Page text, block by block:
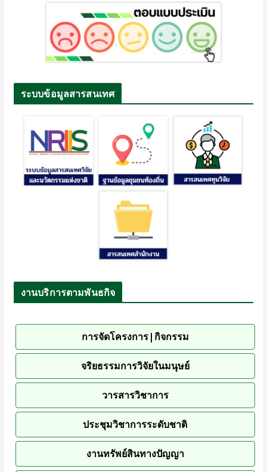
ระบบข้อมูลสารสนเทศ
งานบริการตามพันธกิจ
การจัดโครงการ|กิจกรรม
จริยธรรมการวิจัยในมนุษย์
วารสารวิชาการ
ประชุมวิชาการระดับชาติ
งานทรัพย์สินทางปัญญา